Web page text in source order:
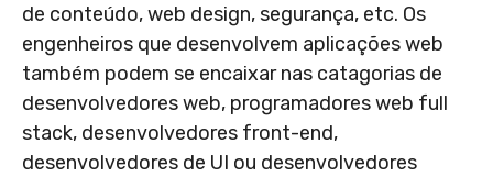
de conteúdo, web design, segurança, etc. Os
engenheiros que desenvolvem aplicações web
também podem se encaixar nas catagorias de
desenvolvedores web, programadores web full
stack, desenvolvedores front-end,
desenvolvedores de UI ou desenvolvedores